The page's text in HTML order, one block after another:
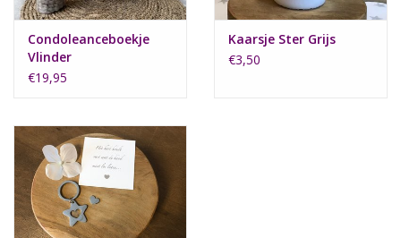
ook worden nabesteld.
Condoleanceboekje
Vlinder
€19,95
Kaarsje Ster Grijs
€3,50